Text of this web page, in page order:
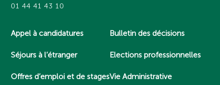
01 44 41 43 10
Appel à candidatures
Séjours à l’étranger
Offres d’emploi et de stages
Bulletin des décisions
Elections professionnelles
Vie Administrative